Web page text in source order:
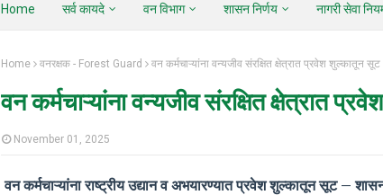
nt Of
Maharasht
ra
Home सर्व कायदे वन विभाग शासन निर्णय नागरी सेवा
Home वनरक्षक - Forest Guard वन कर्मचाऱ्यांना वन्यजीव संरक्षित क्षेत्रात प्रवेश शुल्कातून सूट
वन कर्मचाऱ्यांना वन्यजीव संरक्षित क्षेत्रात
November 01, 2025
वन कर्मचाऱ्यांना राष्ट्रीय उद्यान व अभयारण्यात प्रवेश शुल्कातून सूट –